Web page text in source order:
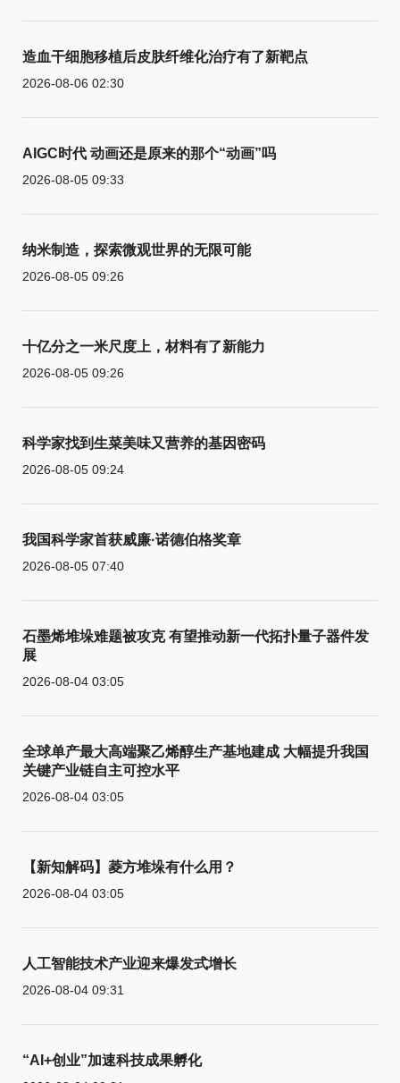
造血干细胞移植后皮肤纤维化治疗有了新靶点
2026-08-06 02:30
AIGC时代 动画还是原来的那个“动画”吗
2026-08-05 09:33
纳米制造，探索微观世界的无限可能
2026-08-05 09:26
十亿分之一米尺度上，材料有了新能力
2026-08-05 09:26
科学家找到生菜美味又营养的基因密码
2026-08-05 09:24
我国科学家首获威廉·诺德伯格奖章
2026-08-05 07:40
石墨烯堆垛难题被攻克 有望推动新一代拓扑量子器件发
展
2026-08-04 03:05
全球单产最大高端聚乙烯醇生产基地建成 大幅提升我国
关键产业链自主可控水平
2026-08-04 03:05
【新知解码】菱方堆垛有什么用？
2026-08-04 03:05
人工智能技术产业迎来爆发式增长
2026-08-04 09:31
“AI+创业”加速科技成果孵化